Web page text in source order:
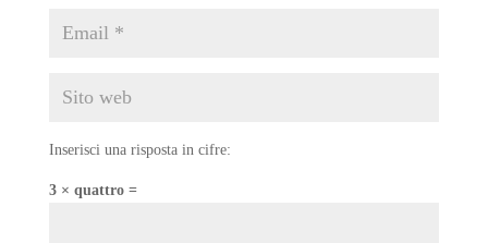
Inserisci una risposta in cifre:
3 × quattro =